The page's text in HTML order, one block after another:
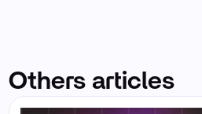
Others articles